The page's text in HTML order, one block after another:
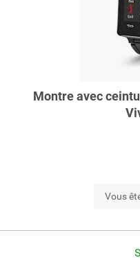
Montre avec
Vous